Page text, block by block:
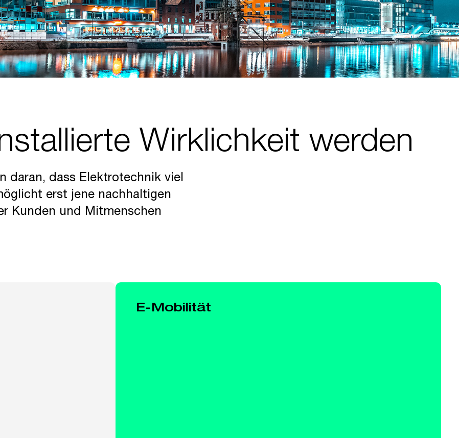
Wirklichkeit werden
daran, dass Elektrotechnik viel
erst jene nachhaltigen
Kunden und Mitmenschen
E-Mobilität